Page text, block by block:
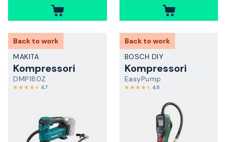
Back to work
MAKITA
Kompressori
DMP180Z
4,7
Back to work
BOSCH DIY
Kompressori
EasyPump
4,6